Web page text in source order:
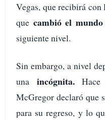
Vegas, que recibirá
que cambió el
siguiente nivel.
Sin embargo, a nivel
una incógnita.
McGregor declaró que
para su regreso, y lo